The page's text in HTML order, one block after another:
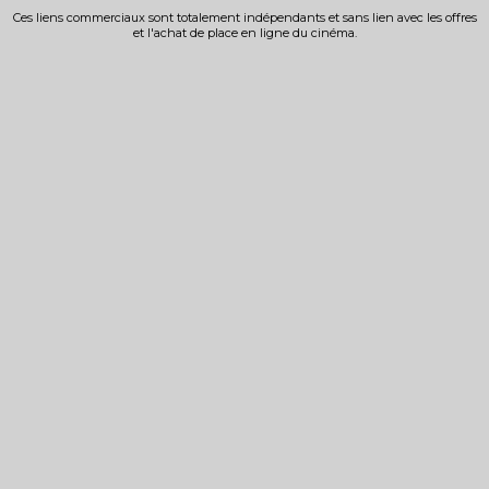
Ces liens commerciaux sont totalement indépendants et sans lien avec les offres
et l'achat de place en ligne du cinéma.